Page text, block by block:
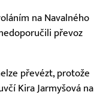
na Navalného
převoz
převézt, protože
Kira Jarmyšová na